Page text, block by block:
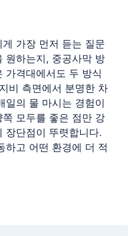
가장 먼저 듣는 질문
원하는지, 중공사막 방
가격대에서도 두 방식
비 측면에서 분명한 차
일의 물 마시는 경험이
모두를 좋은 점만 강
장단점이 뚜렷합니다.
하고 어떤 환경에 더 적